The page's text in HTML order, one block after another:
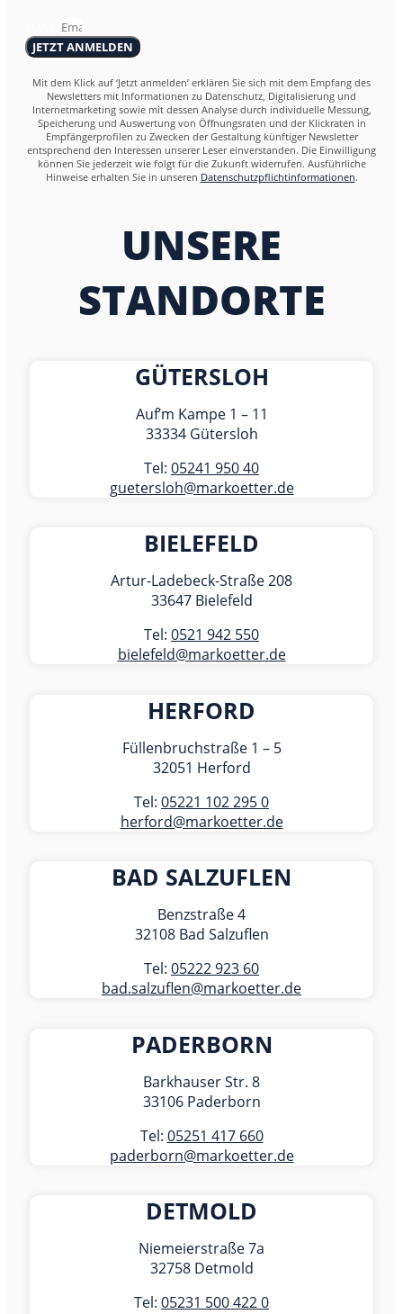
JETZT ANMELDEN
Mit dem Klick auf ‘Jetzt anmelden’ erklären Sie sich mit dem Empfang des
Newsletters mit Informationen zu Datenschutz, Digitalisierung und
Internetmarketing sowie mit dessen Analyse durch individuelle Messung,
Speicherung und Auswertung von Öffnungsraten und der Klickraten in
Empfängerprofilen zu Zwecken der Gestaltung künftiger Newsletter
entsprechend den Interessen unserer Leser einverstanden. Die Einwilligung
können Sie jederzeit wie folgt für die Zukunft widerrufen. Ausführliche
Hinweise erhalten Sie in unseren Datenschutzpflichtinformationen.
UNSERE
STANDORTE
GÜTERSLOH
Auf’m Kampe 1 – 11
33334 Gütersloh
Tel: 05241 950 40
guetersloh@markoetter.de
BIELEFELD
Artur-Ladebeck-Straße 208
33647 Bielefeld
Tel: 0521 942 550
bielefeld@markoetter.de
HERFORD
Füllenbruchstraße 1 – 5
32051 Herford
Tel: 05221 102 295 0
herford@markoetter.de
BAD SALZUFLEN
Benzstraße 4
32108 Bad Salzuflen
Tel: 05222 923 60
bad.salzuflen@markoetter.de
PADERBORN
Barkhauser Str. 8
33106 Paderborn
Tel: 05251 417 660
paderborn@markoetter.de
DETMOLD
Niemeierstraße 7a
32758 Detmold
Tel: 05231 500 422 0